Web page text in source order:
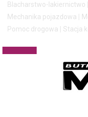
Blacharstwo-lakiernictwo
Mechanika pojazdowa
Pomoc drogowa
Stacja